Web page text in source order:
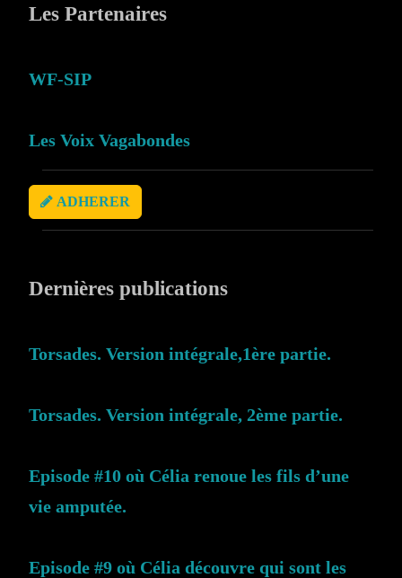
Les Partenaires
WF-SIP
Les Voix Vagabondes
ADHERER
Dernières publications
Torsades. Version intégrale,1ère partie.
Torsades. Version intégrale, 2ème partie.
Episode #10 où Célia renoue les fils d’une
vie amputée.
Episode #9 où Célia découvre qui sont les